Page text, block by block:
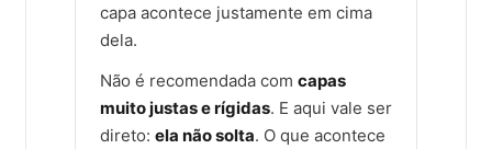
capa acontece justamente em cima
dela.
Não é recomendada com capas
muito justas e rígidas. E aqui vale ser
direto: ela não solta. O que acontece